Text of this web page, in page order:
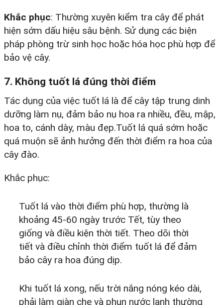
Khắc phục: Thường xuyên kiểm tra cây để phát
hiện sớm dấu hiệu sâu bệnh. Sử dụng các biện
pháp phòng trừ sinh học hoặc hóa học phù hợp để
bảo vệ cây.​
7. Không tuốt lá đúng thời điểm
Tác dụng của việc tuốt lá là để cây tập trung dinh
dưỡng làm nụ, đảm bảo nụ hoa ra nhiều, đều, mập,
hoa to, cánh dày, màu đẹp.Tuốt lá quá sớm hoặc
quá muộn sẽ ảnh hưởng đến thời điểm ra hoa của
cây đào.​
Khắc phục:
Tuốt lá vào thời điểm phù hợp, thường là
khoảng 45-60 ngày trước Tết, tùy theo
giống và điều kiện thời tiết. Theo dõi thời
tiết và điều chỉnh thời điểm tuốt lá để đảm
bảo cây ra hoa đúng dịp.​
Khi tuốt lá xong, nếu trời nắng nóng kéo dài,
phải làm giàn che và phun nước lạnh thường